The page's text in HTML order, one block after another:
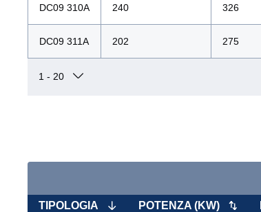
DC09 310A 240 326
DC09 311A 202 275
TIPOLOGIA POTENZA (KW)